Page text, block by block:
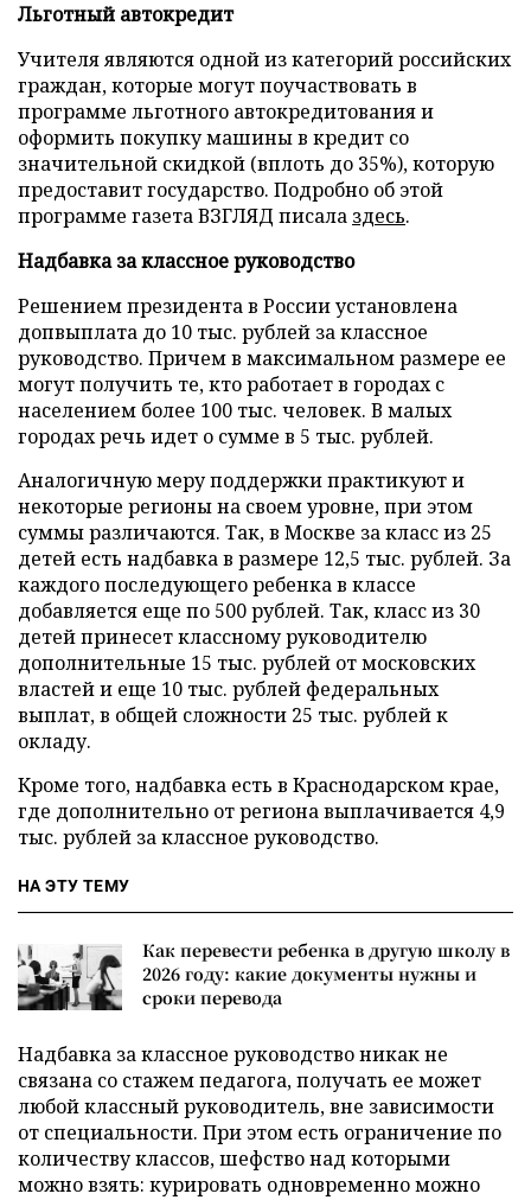
Льготный автокредит
Учителя являются одной из категорий российских
граждан, которые могут поучаствовать в
программе льготного автокредитования и
оформить покупку машины в кредит со
значительной скидкой (вплоть до 35%), которую
предоставит государство. Подробно об этой
программе газета ВЗГЛЯД писала здесь.
Надбавка за классное руководство
Решением президента в России установлена
допвыплата до 10 тыс. рублей за классное
руководство. Причем в максимальном размере ее
могут получить те, кто работает в городах с
населением более 100 тыс. человек. В малых
городах речь идет о сумме в 5 тыс. рублей.
Аналогичную меру поддержки практикуют и
некоторые регионы на своем уровне, при этом
суммы различаются. Так, в Москве за класс из 25
детей есть надбавка в размере 12,5 тыс. рублей. За
каждого последующего ребенка в классе
добавляется еще по 500 рублей. Так, класс из 30
детей принесет классному руководителю
дополнительные 15 тыс. рублей от московских
властей и еще 10 тыс. рублей федеральных
выплат, в общей сложности 25 тыс. рублей к
окладу.
Кроме того, надбавка есть в Краснодарском крае,
где дополнительно от региона выплачивается 4,9
тыс. рублей за классное руководство.
НА ЭТУ ТЕМУ
Как перевести ребенка в другую школу в
2026 году: какие документы нужны и
сроки перевода
Надбавка за классное руководство никак не
связана со стажем педагога, получать ее может
любой классный руководитель, вне зависимости
от специальности. При этом есть ограничение по
количеству классов, шефство над которыми
можно взять: курировать одновременно можно